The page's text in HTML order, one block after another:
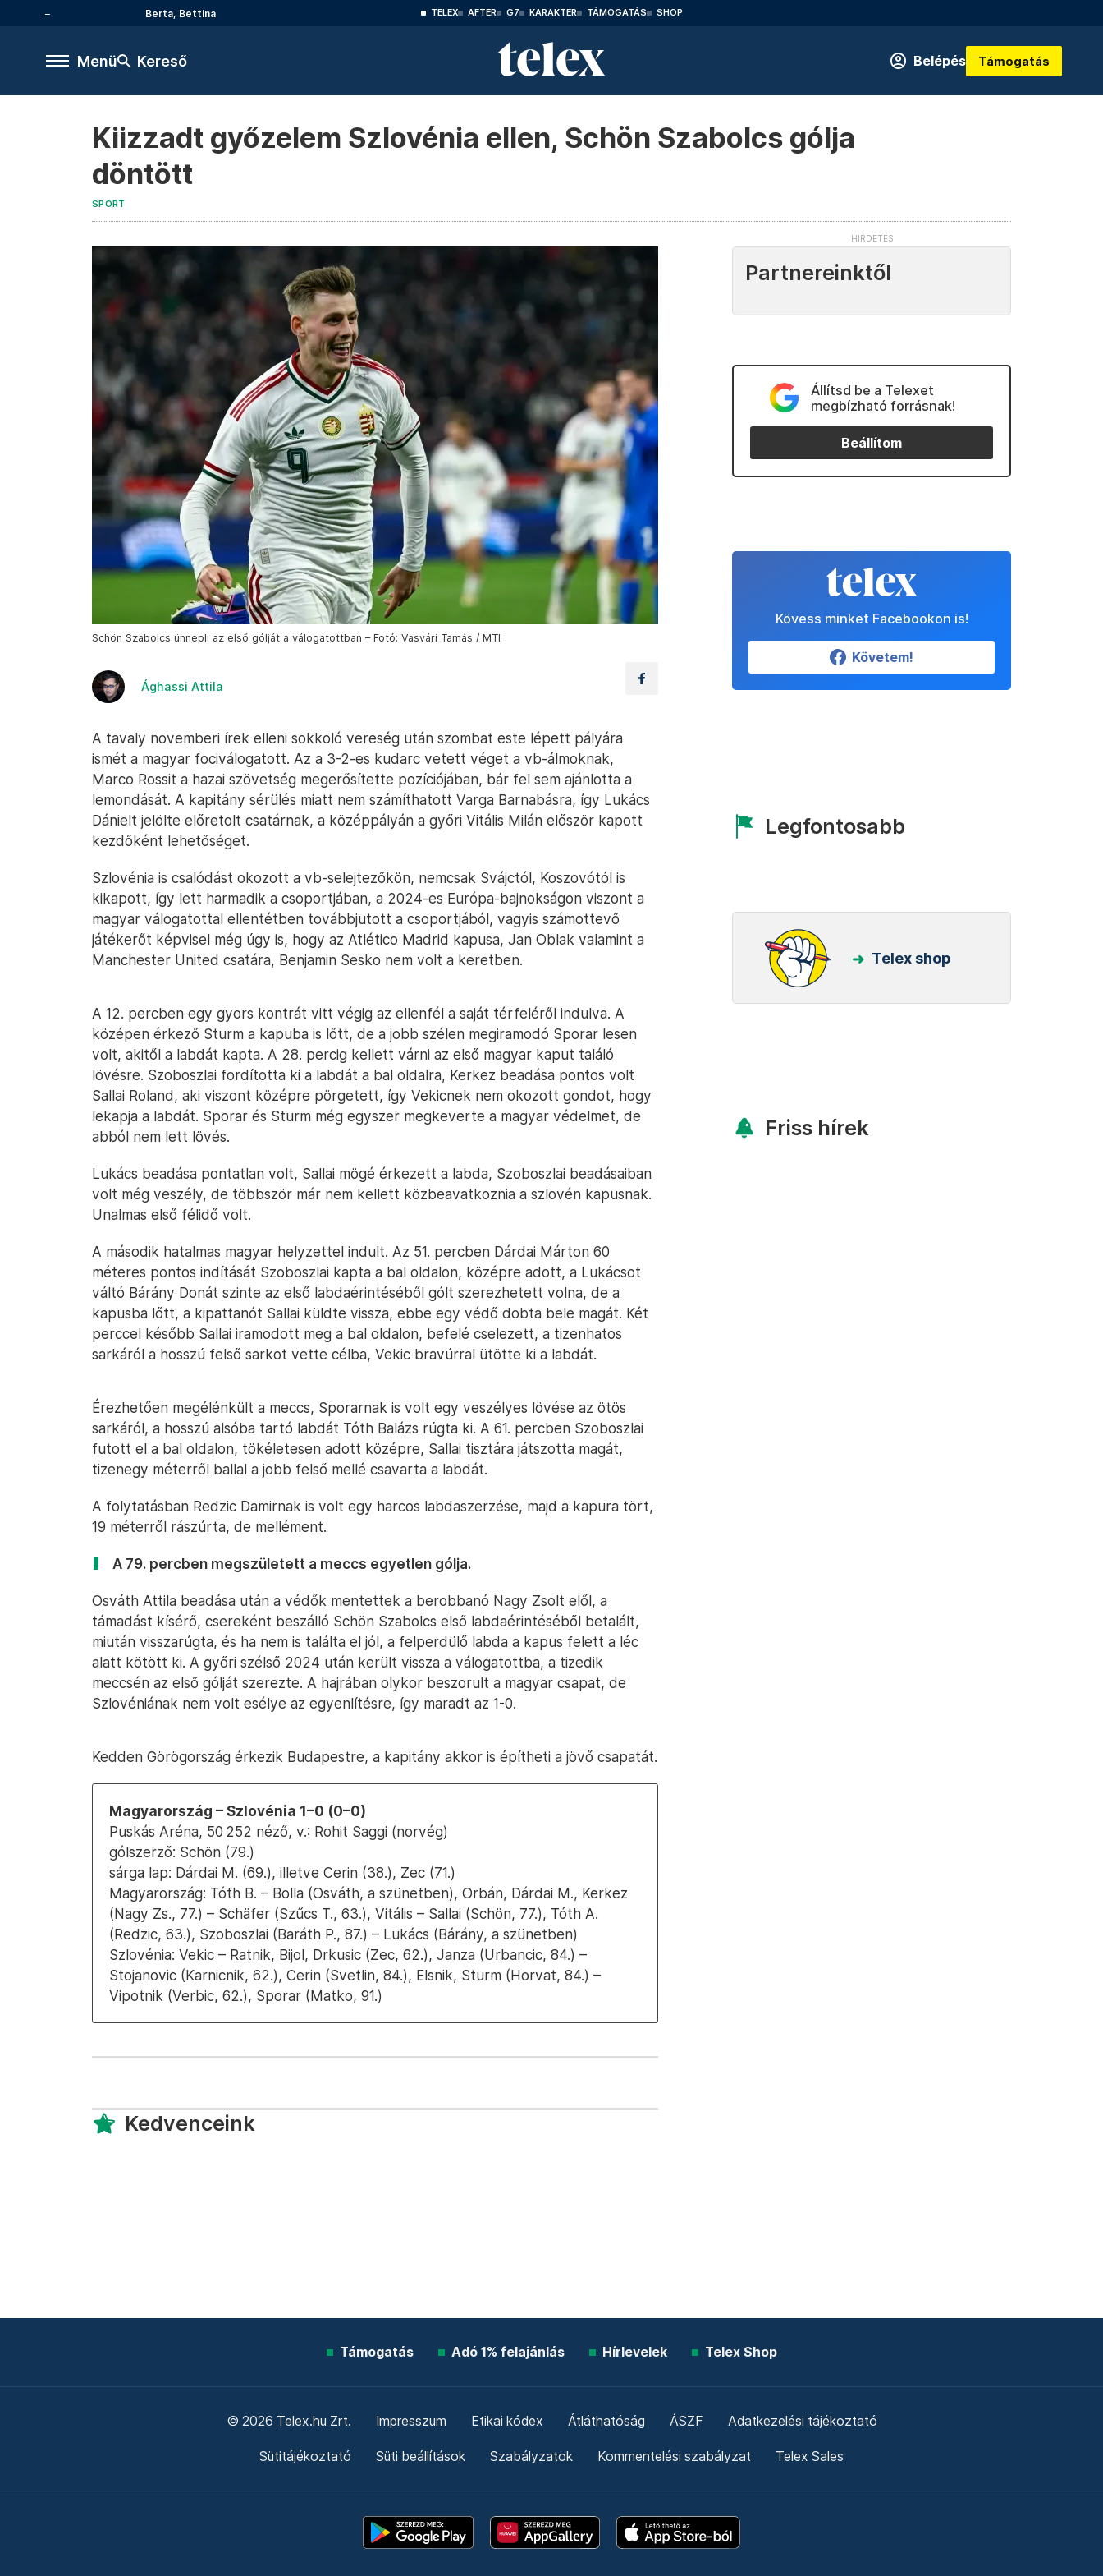
Berta, Bettina TELEX AFTER G7 KARAKTER TÁMOGATÁS SHOP
Menü Kereső Belépés Támogatás
Kiizzadt győzelem Szlovénia ellen, Schön Szabolcs gólja
döntött
SPORT
Schön Szabolcs ünnepli az első gólját a válogatottban – Fotó: Vasvári Tamás / MTI
Ághassi Attila
A tavaly novemberi írek elleni sokkoló vereség után szombat este lépett pályára
ismét a magyar fociválogatott. Az a 3-2-es kudarc vetett véget a vb-álmoknak,
Marco Rossit a hazai szövetség megerősítette pozíciójában, bár fel sem ajánlotta a
lemondását. A kapitány sérülés miatt nem számíthatott Varga Barnabásra, így Lukács
Dánielt jelölte előretolt csatárnak, a középpályán a győri Vitális Milán először kapott
kezdőként lehetőséget.
Szlovénia is csalódást okozott a vb-selejtezőkön, nemcsak Svájctól, Koszovótól is
kikapott, így lett harmadik a csoportjában, a 2024-es Európa-bajnokságon viszont a
magyar válogatottal ellentétben továbbjutott a csoportjából, vagyis számottevő
játékerőt képvisel még úgy is, hogy az Atlético Madrid kapusa, Jan Oblak valamint a
Manchester United csatára, Benjamin Sesko nem volt a keretben.
A 12. percben egy gyors kontrát vitt végig az ellenfél a saját térfeléről indulva. A
középen érkező Sturm a kapuba is lőtt, de a jobb szélen megiramodó Sporar lesen
volt, akitől a labdát kapta. A 28. percig kellett várni az első magyar kaput találó
lövésre. Szoboszlai fordította ki a labdát a bal oldalra, Kerkez beadása pontos volt
Sallai Roland, aki viszont középre pörgetett, így Vekicnek nem okozott gondot, hogy
lekapja a labdát. Sporar és Sturm még egyszer megkeverte a magyar védelmet, de
abból nem lett lövés.
Lukács beadása pontatlan volt, Sallai mögé érkezett a labda, Szoboszlai beadásaiban
volt még veszély, de többször már nem kellett közbeavatkoznia a szlovén kapusnak.
Unalmas első félidő volt.
A második hatalmas magyar helyzettel indult. Az 51. percben Dárdai Márton 60
méteres pontos indítását Szoboszlai kapta a bal oldalon, középre adott, a Lukácsot
váltó Bárány Donát szinte az első labdaérintéséből gólt szerezhetett volna, de a
kapusba lőtt, a kipattanót Sallai küldte vissza, ebbe egy védő dobta bele magát. Két
perccel később Sallai iramodott meg a bal oldalon, befelé cselezett, a tizenhatos
sarkáról a hosszú felső sarkot vette célba, Vekic bravúrral ütötte ki a labdát.
Érezhetően megélénkült a meccs, Sporarnak is volt egy veszélyes lövése az ötös
sarkáról, a hosszú alsóba tartó labdát Tóth Balázs rúgta ki. A 61. percben Szoboszlai
futott el a bal oldalon, tökéletesen adott középre, Sallai tisztára játszotta magát,
tizenegy méterről ballal a jobb felső mellé csavarta a labdát.
A folytatásban Redzic Damirnak is volt egy harcos labdaszerzése, majd a kapura tört,
19 méterről rászúrta, de mellément.
A 79. percben megszületett a meccs egyetlen gólja.
Osváth Attila beadása után a védők mentettek a berobbanó Nagy Zsolt elől, a
támadást kísérő, csereként beszálló Schön Szabolcs első labdaérintéséből betalált,
miután visszarúgta, és ha nem is találta el jól, a felperdülő labda a kapus felett a léc
alatt kötött ki. A győri szélső 2024 után került vissza a válogatottba, a tizedik
meccsén az első gólját szerezte. A hajrában olykor beszorult a magyar csapat, de
Szlovéniának nem volt esélye az egyenlítésre, így maradt az 1-0.
Kedden Görögország érkezik Budapestre, a kapitány akkor is építheti a jövő csapatát.
Magyarország – Szlovénia 1–0 (0–0)
Puskás Aréna, 50 252 néző, v.: Rohit Saggi (norvég)
gólszerző: Schön (79.)
sárga lap: Dárdai M. (69.), illetve Cerin (38.), Zec (71.)
Magyarország: Tóth B. – Bolla (Osváth, a szünetben), Orbán, Dárdai M., Kerkez
(Nagy Zs., 77.) – Schäfer (Szűcs T., 63.), Vitális – Sallai (Schön, 77.), Tóth A.
(Redzic, 63.), Szoboszlai (Baráth P., 87.) – Lukács (Bárány, a szünetben)
Szlovénia: Vekic – Ratnik, Bijol, Drkusic (Zec, 62.), Janza (Urbancic, 84.) –
Stojanovic (Karnicnik, 62.), Cerin (Svetlin, 84.), Elsnik, Sturm (Horvat, 84.) –
Vipotnik (Verbic, 62.), Sporar (Matko, 91.)
Kedvenceink
Partnereinktől
Állítsd be a Telexet
megbízható forrásnak!
Beállítom
Kövess minket Facebookon is!
Követem!
Legfontosabb
Telex shop
Friss hírek
Támogatás Adó 1% felajánlás Hírlevelek Telex Shop
© 2026 Telex.hu Zrt. Impresszum Etikai kódex Átláthatóság ÁSZF Adatkezelési tájékoztató
Sütitájékoztató Süti beállítások Szabályzatok Kommentelési szabályzat Telex Sales